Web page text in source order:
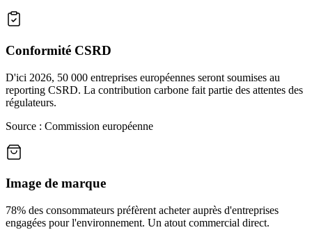
Conformité CSRD
D'ici 2026, 50 000 entreprises européennes seront soumises au
reporting CSRD. La contribution carbone fait partie des attentes des
régulateurs.
Source : Commission européenne
Image de marque
78% des consommateurs préfèrent acheter auprès d'entreprises
engagées pour l'environnement. Un atout commercial direct.